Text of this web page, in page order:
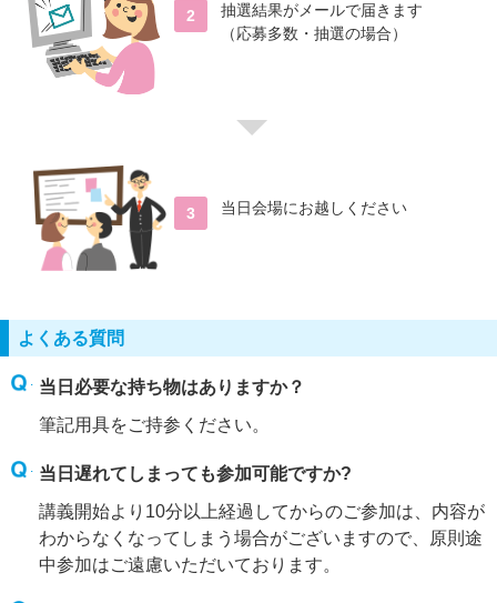
2
抽選結果がメールで届きます
（応募多数・抽選の場合）
3 当日会場にお越しください
よくある質問
当日必要な持ち物はありますか？
筆記用具をご持参ください。
当日遅れてしまっても参加可能ですか?
講義開始より10分以上経過してからのご参加は、内容が
わからなくなってしまう場合がございますので、原則途
中参加はご遠慮いただいております。